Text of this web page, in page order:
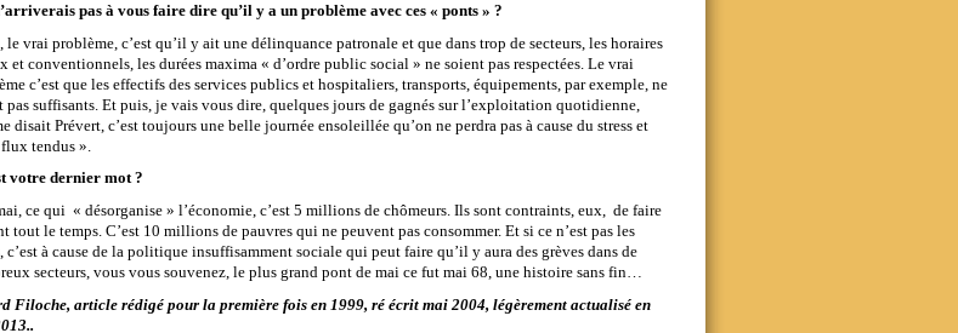
pas à vous faire dire qu’il y a un problème avec ces « ponts » ?
le vrai problème, c’est qu’il y ait une délinquance patronale et que dans trop de secteurs, les horaires
et conventionnels, les durées maxima « d’ordre public social » ne soient pas respectées. Le vrai
c’est que les effectifs des services publics et hospitaliers, transports, équipements, par exemple, ne
pas suffisants. Et puis, je vais vous dire, quelques jours de gagnés sur l’exploitation quotidienne,
disait Prévert, c’est toujours une belle journée ensoleillée qu’on ne perdra pas à cause du stress et
tendus ».
votre dernier mot ?
ce qui « désorganise » l’économie, c’est 5 millions de chômeurs. Ils sont contraints, eux, de faire
tout le temps. C’est 10 millions de pauvres qui ne peuvent pas consommer. Et si ce n’est pas les
c’est à cause de la politique insuffisamment sociale qui peut faire qu’il y aura des grèves dans de
secteurs, vous vous souvenez, le plus grand pont de mai ce fut mai 68, une histoire sans fin…
Filoche, article rédigé pour la première fois en 1999, ré écrit mai 2004, légèrement actualisé en